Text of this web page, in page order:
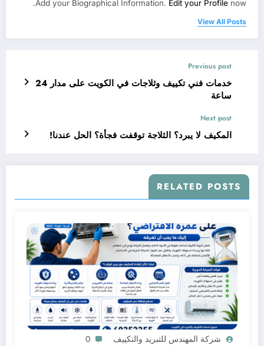
Add your Biographical Information. Edit your Profile now.
View All Posts
Previous post
خدمات فني تكييف وثلاجات في الكويت على مدار 24
ساعة
Next post
المكيف لا يبرد؟ الثلاجة توقفت فجأة؟ الحل عندنا!
RELATED POSTS
شركة المهندس للتبريد والتكييف 0